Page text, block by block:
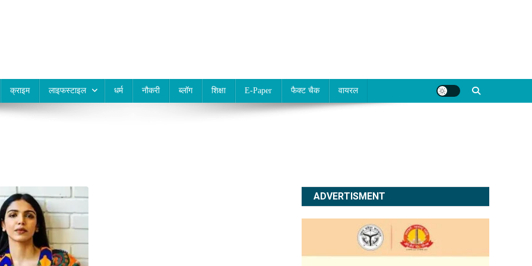
क्राइम लाइफस्टाइल धर्म नौकरी ब्लॉग शिक्षा E-Paper फैक्ट चैक वायरल
ADVERTISMENT